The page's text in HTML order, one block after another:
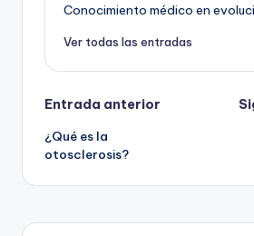
Conocimiento médico en
Ver todas las entradas
Navegación
de
entradas
Entrada anterior
¿Qué es la
otosclerosis?